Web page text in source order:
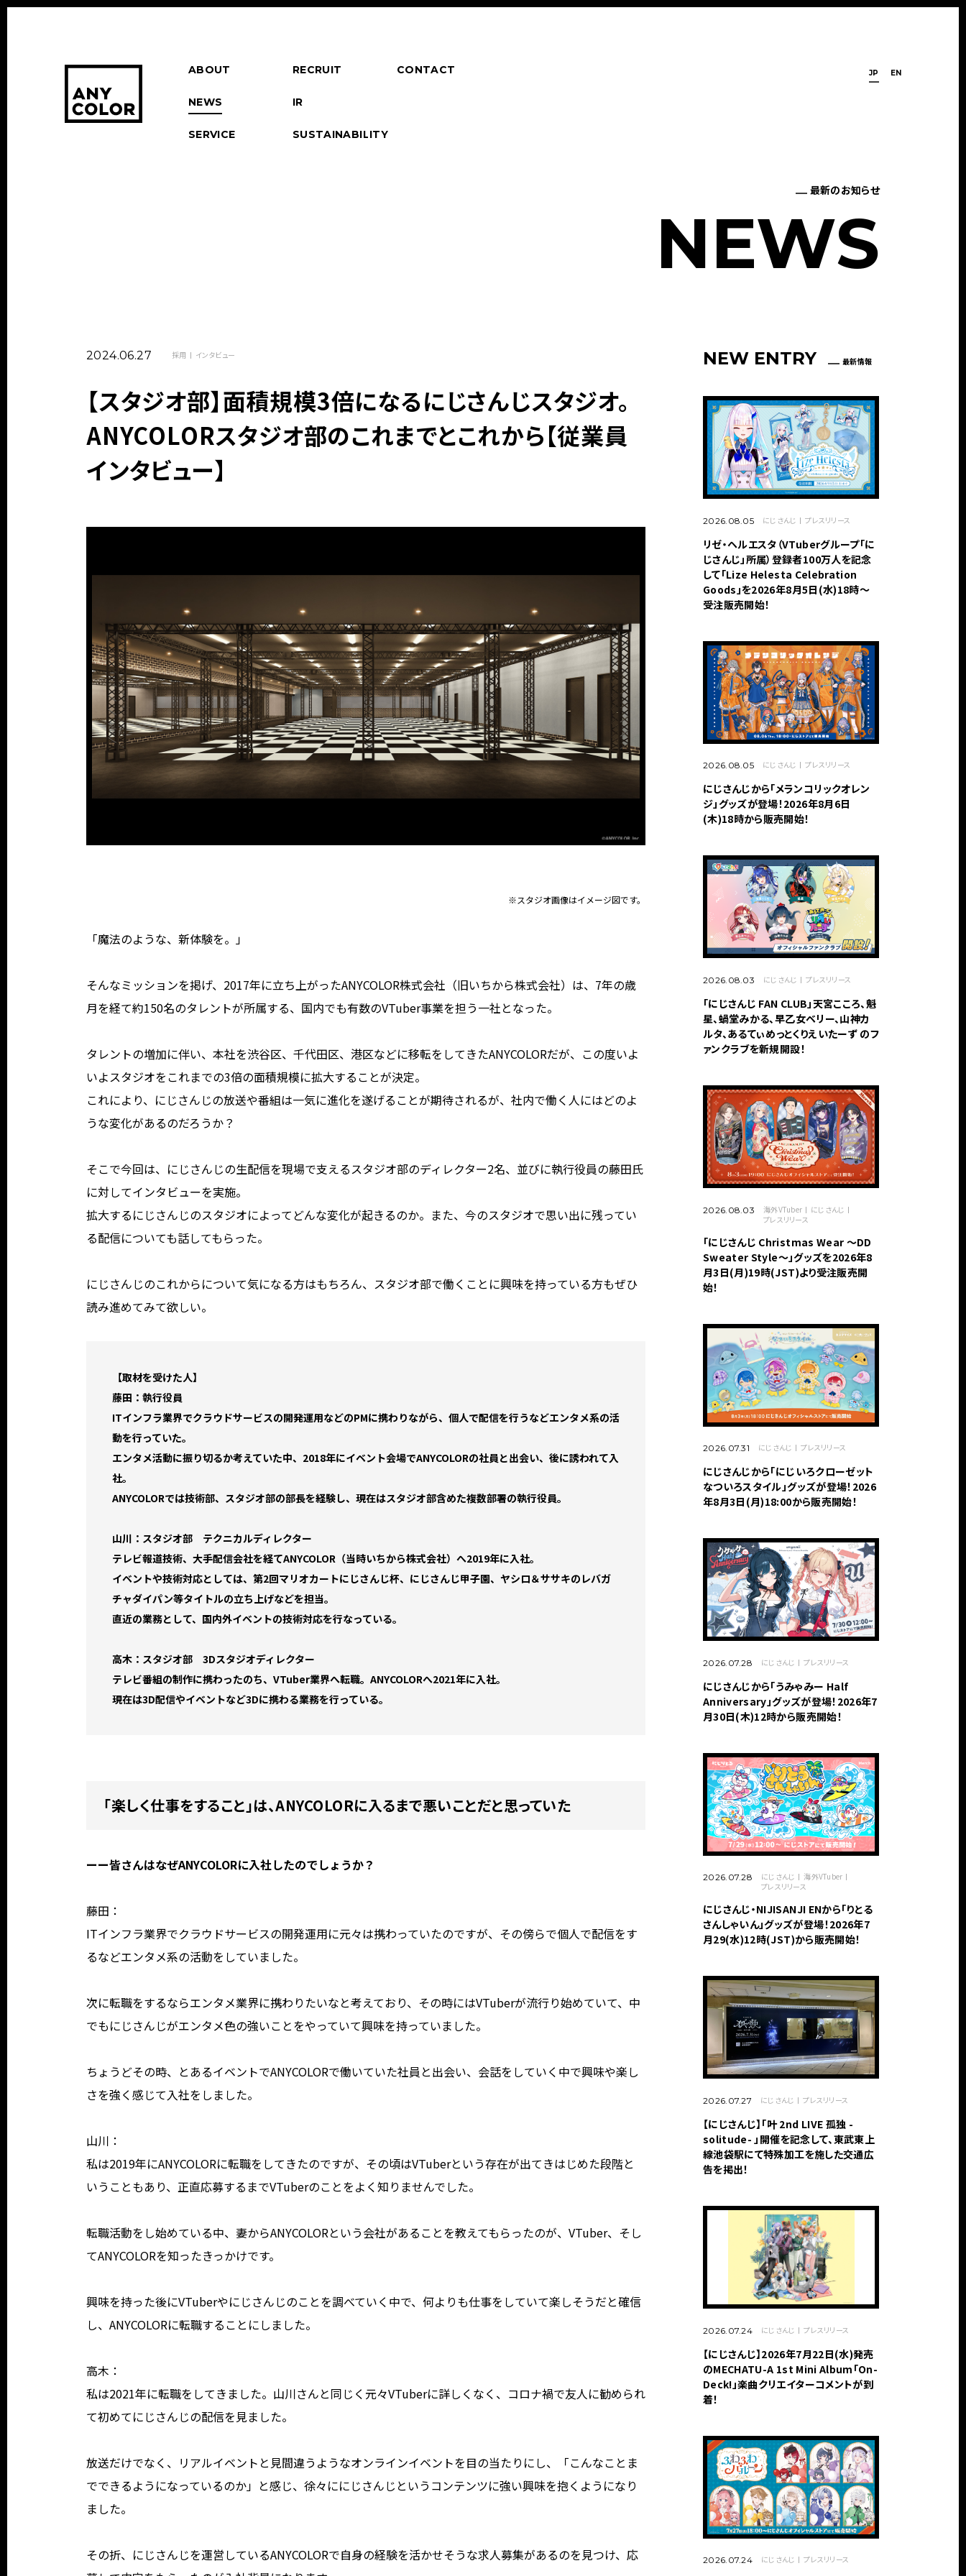
ABOUT
NEWS
SERVICE
RECRUIT
IR
SUSTAINABILITY
CONTACT JP EN
最新のお知らせ
NEWS
2024.06.27 採用 インタビュー
【スタジオ部】面積規模3倍になるにじさんじスタジオ。
ANYCOLORスタジオ部のこれまでとこれから【従業員
インタビュー】
※スタジオ画像 はイメージ図です。
「魔法のような、新体験を。」
そんなミッションを掲げ、2017年に立ち上がったANYCOLOR株式会社（旧いちから株式会社）は、7年の歳
月を経て約150名のタレントが所属する、国内でも有数のVTuber事業を担う一社となった。
タレントの増加に伴い、本社を渋谷区、千代田区、港区などに移転をしてきたANYCOLORだが、この度いよ
いよスタジオをこれまでの3倍の面積規模に拡大することが決定。
これにより、にじさんじの放送や番組は一気に進化を遂げることが期待されるが、社内で働く人にはどのよ
うな変化があるのだろうか？
そこで今回は、にじさんじの生配信を現場で支えるスタジオ部のディレクター2名、並びに執行役員の藤田氏
に対してインタビューを実施。
拡大するにじさんじのスタジオによってどんな変化が起きるのか。また、今のスタジオで思い出に残ってい
る配信についても話してもらった。
にじさんじのこれからについて気になる方はもちろん、スタジオ部で働くことに興味を持っている方もぜひ
読み進めてみて欲しい。
【取材を受けた人】
藤田：執行役員
ITインフラ業界でクラウドサービスの開発運用などのPMに携わりながら、個人で配信を行うなどエンタメ系の活
動を行っていた。
エンタメ活動に振り切るか考えていた中、2018年にイベント会場でANYCOLORの社員と出会い、後に誘われて入
社。
ANYCOLORでは技術部、スタジオ部の部長を経験し、現在はスタジオ部含めた複数部署の執行役員。
山川：スタジオ部 テクニカルディレクター
テレビ報道技術、大手配信会社を経てANYCOLOR（当時いちから株式会社）へ2019年に入社。
イベントや技術対応としては、第2回マリオカートにじさんじ杯、にじさんじ甲子園、ヤシロ＆ササキのレバガ
チャダイパン等タイトルの立ち上げなどを担当。
直近の業務として、国内外イベントの技術対応を行なっている。
高木：スタジオ部 3Dスタジオディレクター
テレビ番組の制作に携わったのち、VTuber業界へ転職。ANYCOLORへ2021年に入社。
現在は3D配信やイベントなど3Dに携わる業務を行っている。
「楽しく仕事をすること」は、ANYCOLORに入るまで悪いことだと思っていた
ーー皆さんはなぜANYCOLORに入社したのでしょうか？
藤田：
ITインフラ業界でクラウドサービスの開発運用に元々は携わっていたのですが、その傍らで個人で配信をす
るなどエンタメ系の活動をしていました。
次に転職をするならエンタメ業界に携わりたいなと考えており、その時にはVTuberが流行り始めていて、中
でもにじさんじがエンタメ色の強いことをやっていて興味を持っていました。
ちょうどその時、とあるイベントでANYCOLORで働いていた社員と出会い、会話をしていく中で興味や楽し
さを強く感じて入社をしました。
山川：
私は2019年にANYCOLORに転職をしてきたのですが、その頃はVTuberという存在が出てきはじめた段階と
いうこともあり、正直応募するまでVTuberのことをよく知りませんでした。
転職活動をし始めている中、妻からANYCOLORという会社があることを教えてもらったのが、VTuber、そし
てANYCOLORを知ったきっかけです。
興味を持った後にVTuberやにじさんじのことを調べていく中で、何よりも仕事をしていて楽しそうだと確信
し、ANYCOLORに転職することにしました。
高木：
私は2021年に転職をしてきました。山川さんと同じく元々VTuberに詳しくなく、コロナ禍で友人に勧められ
て初めてにじさんじの配信を見ました。
放送だけでなく、リアルイベントと見間違うようなオンラインイベントを目の当たりにし、「こんなことま
でできるようになっているのか」と感じ、徐々ににじさんじというコンテンツに強い興味を抱くようになり
ました。
その折、にじさんじを運営しているANYCOLORで自身の経験を活かせそうな求人募集があるのを見つけ、応
NEW ENTRY 最新情報
2026.08.05 にじさんじ プレスリリース
リゼ・ヘルエスタ（VTuberグループ「に
じさんじ」所属）登録者100万人を記念
して「Lize Helesta Celebration
Goods」を2026年8月5日(水)18時～
受注販売開始！
2026.08.05 にじさんじ プレスリリース
にじさんじから「メランコリックオレン
ジ」グッズが登場！2026年8月6日
(木)18時から販売開始！
2026.08.03 にじさんじ プレスリリース
「にじさんじ FAN CLUB」天宮こころ、魁
星、蝸堂みかる、早乙女ベリー、山神カ
ルタ、あるてぃめっとくりえいたーず のフ
ァンクラブを新規開設！
2026.08.03 海外VTuber
にじさんじ
プレスリリース
「にじさんじ Christmas Wear 〜DD
Sweater Style〜」グッズを2026年8
月3日(月)19時(JST)より受注販売開
始！
2026.07.31 にじさんじ プレスリリース
にじさんじから「にじいろクローゼット
なついろスタイル」グッズが登場！2026
年8月3日(月)18:00から販売開始！
2026.07.28 にじさんじ プレスリリース
にじさんじから「うみゃみー Half
Anniversary」グッズが登場！2026年7
月30日(木)12時から販売開始！
2026.07.28 にじさんじ
海外VTuber
プレスリリース
にじさんじ・NIJISANJI ENから「りとる
さんしゃいん」グッズが登場！2026年7
月29(水)12時(JST)から販売開始！
2026.07.27 にじさんじ プレスリリース
【にじさんじ】「叶 2nd LIVE 孤独 -
solitude- 」開催を記念して、東武東上
線池袋駅にて特殊加工を施した交通広
告を掲出！
2026.07.24 にじさんじ プレスリリース
【にじさんじ】2026年7月22日(水)発売
のMECHATU-A 1st Mini Album「On-
Deck!」楽曲クリエイターコメントが到
着！
2026.07.24 にじさんじ プレスリリース